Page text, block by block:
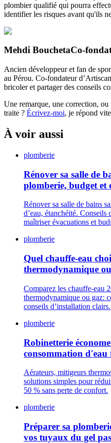
plombier qualifié qui pourra
identifier les risques avant qu'ils
Mehdi BouchetaCo-
Ancien développeur et fan de
au Pérou. Co-fondateur
bricoler et partager des conseils
Une remarque, une correction,
traite ? Écrivez-moi, je répond
À voir aussi
plomberie
Rénover sa salle de
plomberie, budget et
Rénover sa salle de bains
d’eau, étanchéité. Conseils
maîtriser évacuations et
plomberie
Quel chauffe-eau
thermodynamique
Comparez les chauffe-eau
thermodynamique ou gaz:
conseils d’installation clairs.
plomberie
Robinetterie
consommation d'eau
Aérateurs, mitigeurs
solutions simples pour
50 % sans perte de confort.
plomberie
Préparer sa
vos tuyaux du gel